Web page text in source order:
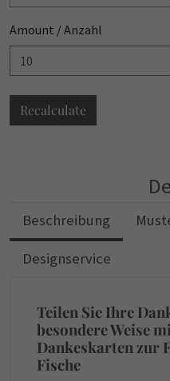
Amount / Anzahl
Recalculate
Beschreibung
Designservice
Teilen Sie Ihre
besondere Weise
Dankeskarten zur
Fische